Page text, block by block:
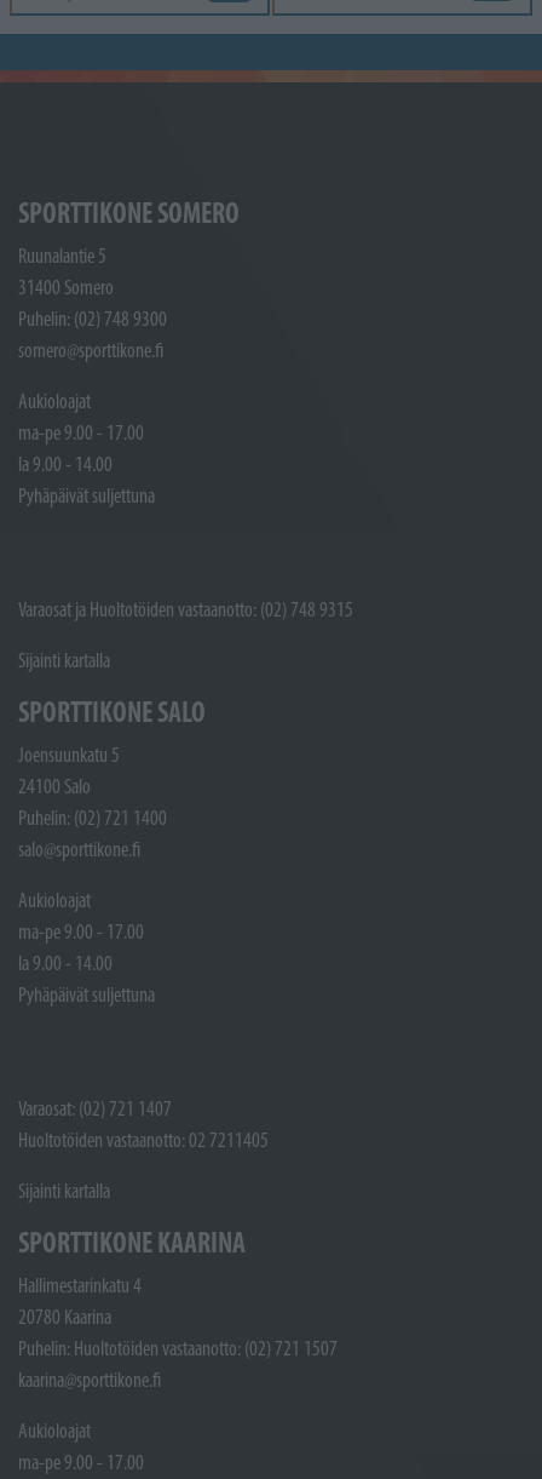
SPORTTIKONE SOMERO
Ruunalantie 5
31400 Somero
Puhelin: (02) 748 9300
somero@sporttikone.fi
Aukioloajat
ma-pe 9.00 - 17.00
la 9.00 - 14.00
Pyhäpäivät suljettuna
Varaosat ja Huoltotöiden vastaanotto: (02) 748 9315
Sijainti kartalla
SPORTTIKONE SALO
Joensuunkatu 5
24100 Salo
Puhelin: (02) 721 1400
salo@sporttikone.fi
Aukioloajat
ma-pe 9.00 - 17.00
la 9.00 - 14.00
Pyhäpäivät suljettuna
Varaosat: (02) 721 1407
Huoltotöiden vastaanotto: 02 7211405
Sijainti kartalla
SPORTTIKONE KAARINA
Hallimestarinkatu 4
20780 Kaarina
Puhelin: Huoltotöiden vastaanotto: (02) 721 1507
kaarina@sporttikone.fi
Aukioloajat
ma-pe 9.00 - 17.00